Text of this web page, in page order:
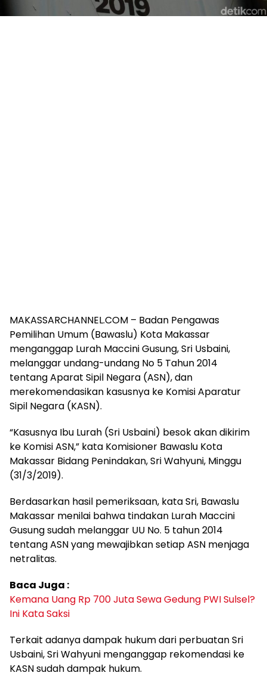
MAKASSARCHANNEL.COM – Badan Pengawas
Pemilihan Umum (Bawaslu) Kota Makassar
menganggap Lurah Maccini Gusung, Sri Usbaini,
melanggar undang-undang No 5 Tahun 2014
tentang Aparat Sipil Negara (ASN), dan
merekomendasikan kasusnya ke Komisi Aparatur
Sipil Negara (KASN).
“Kasusnya Ibu Lurah (Sri Usbaini) besok akan dikirim
ke Komisi ASN,” kata Komisioner Bawaslu Kota
Makassar Bidang Penindakan, Sri Wahyuni, Minggu
(31/3/2019).
Berdasarkan hasil pemeriksaan, kata Sri, Bawaslu
Makassar menilai bahwa tindakan Lurah Maccini
Gusung sudah melanggar UU No. 5 tahun 2014
tentang ASN yang mewajibkan setiap ASN menjaga
netralitas.
Baca Juga :
Kemana Uang Rp 700 Juta Sewa Gedung PWI Sulsel?
Ini Kata Saksi
Terkait adanya dampak hukum dari perbuatan Sri
Usbaini, Sri Wahyuni menganggap rekomendasi ke
KASN sudah dampak hukum.